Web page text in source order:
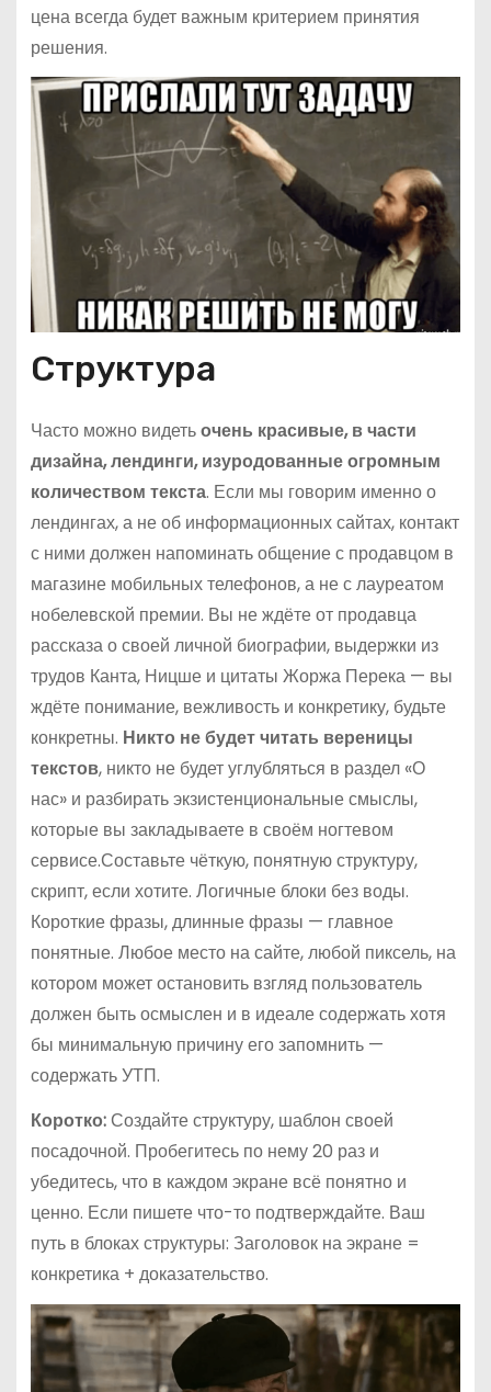
цена всегда будет важным критерием принятия
решения.
Структура
Часто можно видетьочень красивые, в части
дизайна, лендинги, изуродованные огромным
количеством текста. Если мы говорим именно о
лендингах, а не об информационных сайтах, контакт
с ними должен напоминать общение с продавцом в
магазине мобильных телефонов, а не с лауреатом
нобелевской премии. Вы не ждёте от продавца
рассказа о своей личной биографии, выдержки из
трудов Канта, Ницше и цитаты Жоржа Перека — вы
ждёте понимание, вежливость и конкретику, будьте
конкретны. Никто не будет читать вереницы
текстов, никто не будет углубляться в раздел «О
нас» и разбирать экзистенциональные смыслы,
которые вы закладываете в своём ногтевом
сервисе.Составьте чёткую, понятную структуру,
скрипт, если хотите. Логичные блоки без воды.
Короткие фразы, длинные фразы — главное
понятные. Любое место на сайте, любой пиксель, на
котором может остановить взгляд пользователь
должен быть осмыслен и в идеале содержать хотя
бы минимальную причину его запомнить —
содержать УТП.
Коротко:Создайте структуру, шаблон своей
посадочной. Пробегитесь по нему 20 раз и
убедитесь, что в каждом экране всё понятно и
ценно. Если пишете что-то подтверждайте. Ваш
путь в блоках структуры: Заголовок на экране =
конкретика + доказательство.